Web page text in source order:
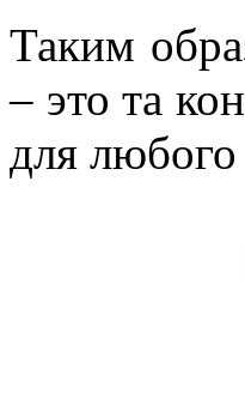
Таким
– это та
для любого